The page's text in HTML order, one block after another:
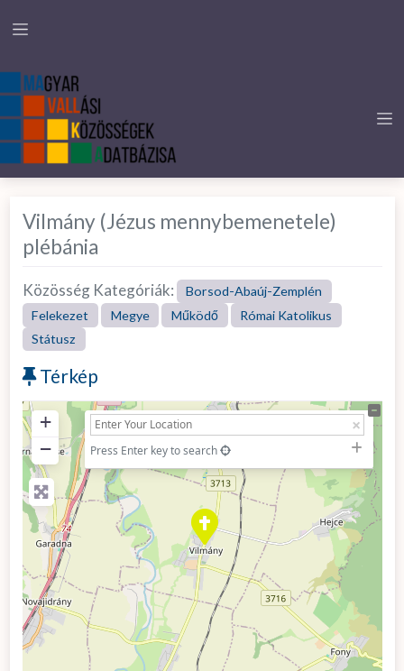
Vilmány (Jézus mennybemenetele)
plébánia
Közösség Kategóriák:
Borsod-Abaúj-Zemplén
Felekezet
Megye Működő
Római Katolikus
Státusz
Térkép
+
−
Press Enter key to search